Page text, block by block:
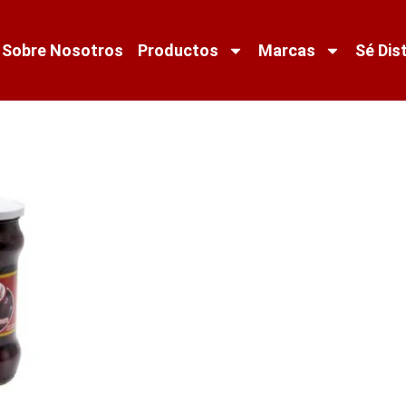
Sobre Nosotros Productos Marcas Sé